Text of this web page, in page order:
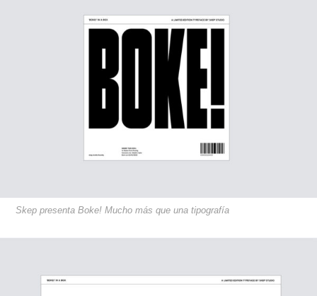
Skep presenta Boke! Mucho más que una tipografía